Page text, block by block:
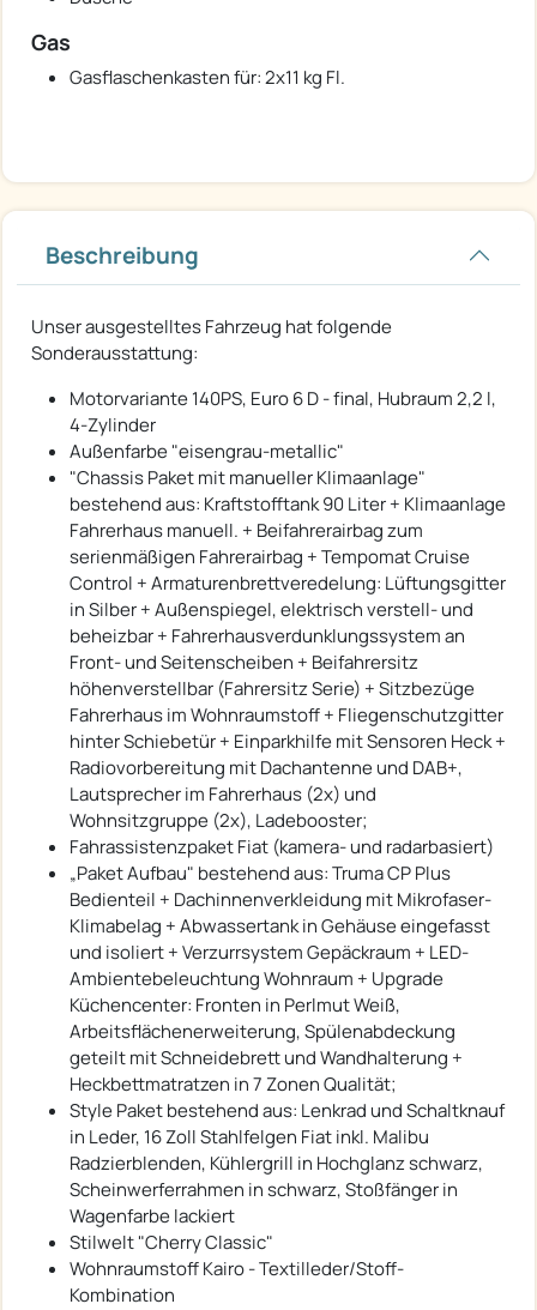
Gas
Gasflaschenkasten für: 2x11 kg Fl.
Beschreibung
Unser ausgestelltes Fahrzeug hat folgende
Sonderausstattung:
Motorvariante 140PS, Euro 6 D - final, Hubraum 2,2 l,
4-Zylinder
Außenfarbe "eisengrau-metallic"
"Chassis Paket mit manueller Klimaanlage"
bestehend aus: Kraftstofftank 90 Liter + Klimaanlage
Fahrerhaus manuell. + Beifahrerairbag zum
serienmäßigen Fahrerairbag + Tempomat Cruise
Control + Armaturenbrettveredelung: Lüftungsgitter
in Silber + Außenspiegel, elektrisch verstell- und
beheizbar + Fahrerhausverdunklungssystem an
Front- und Seitenscheiben + Beifahrersitz
höhenverstellbar (Fahrersitz Serie) + Sitzbezüge
Fahrerhaus im Wohnraumstoff + Fliegenschutzgitter
hinter Schiebetür + Einparkhilfe mit Sensoren Heck +
Radiovorbereitung mit Dachantenne und DAB+,
Lautsprecher im Fahrerhaus (2x) und
Wohnsitzgruppe (2x), Ladebooster;
Fahrassistenzpaket Fiat (kamera- und radarbasiert)
„Paket Aufbau" bestehend aus: Truma CP Plus
Bedienteil + Dachinnenverkleidung mit Mikrofaser-
Klimabelag + Abwassertank in Gehäuse eingefasst
und isoliert + Verzurrsystem Gepäckraum + LED-
Ambientebeleuchtung Wohnraum + Upgrade
Küchencenter: Fronten in Perlmut Weiß,
Arbeitsflächenerweiterung, Spülenabdeckung
geteilt mit Schneidebrett und Wandhalterung +
Heckbettmatratzen in 7 Zonen Qualität;
Style Paket bestehend aus: Lenkrad und Schaltknauf
in Leder, 16 Zoll Stahlfelgen Fiat inkl. Malibu
Radzierblenden, Kühlergrill in Hochglanz schwarz,
Scheinwerferrahmen in schwarz, Stoßfänger in
Wagenfarbe lackiert
Stilwelt "Cherry Classic"
Wohnraumstoff Kairo - Textilleder/Stoff-
Kombination